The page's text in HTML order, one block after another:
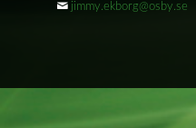
jimmy.ekborg@osby.se